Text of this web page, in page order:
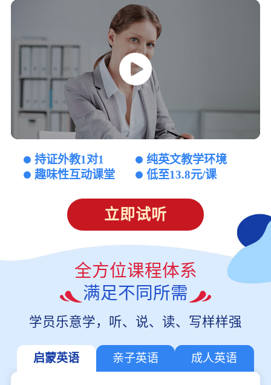
持证外教1对1
纯英文教学环境
趣味性互动课堂
低至13.8元/课
立即试听
全方位课程体系
满足不同所需
学员乐意学，听、说、读、写样样强
启蒙英语 亲子英语 成人英语